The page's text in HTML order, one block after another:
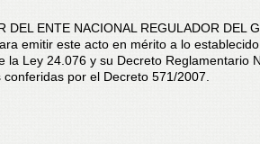
DEL ENTE NACIONAL REGULADOR DEL
emitir este acto en mérito a lo
la Ley 24.076 y su Decreto Reglamentario
por el Decreto 571/2007.